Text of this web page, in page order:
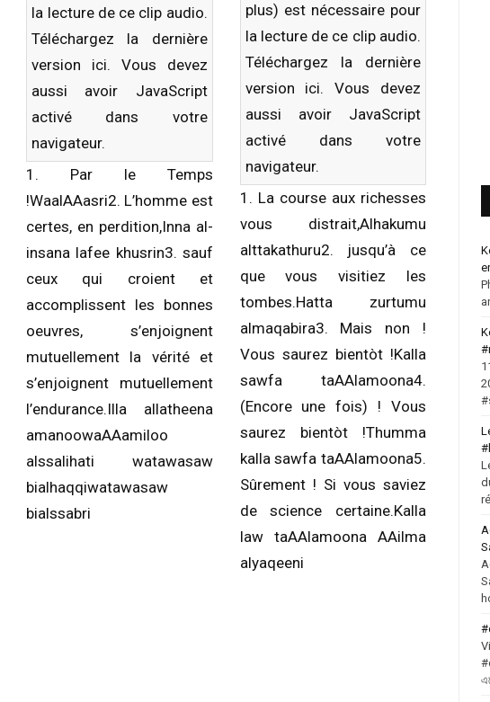
la lecture de ce clip audio.
Téléchargez la dernière
version ici. Vous devez
aussi avoir JavaScript
activé dans votre
navigateur.
1. Par le Temps
!WaalAAasri2. L’homme est
certes, en perdition,Inna al-
insana lafee khusrin3. sauf
ceux qui croient et
accomplissent les bonnes
oeuvres, s’enjoignent
mutuellement la vérité et
s’enjoignent mutuellement
l’endurance.Illa allatheena
amanoowaAAamiloo
alssalihati watawasaw
bialhaqqiwatawasaw
bialssabri
plus) est nécessaire pour
la lecture de ce clip audio.
Téléchargez la dernière
version ici. Vous devez
aussi avoir JavaScript
activé dans votre
navigateur.
1. La course aux richesses
vous distrait,Alhakumu
alttakathuru2. jusqu’à ce
que vous visitiez les
tombes.Hatta zurtumu
almaqabira3. Mais non !
Vous saurez bientòt !Kalla
sawfa taAAlamoona4.
(Encore une fois) ! Vous
saurez bientòt !Thumma
kalla sawfa taAAlamoona5.
Sûrement ! Si vous saviez
de science certaine.Kalla
law taAAlamoona AAilma
alyaqeeni